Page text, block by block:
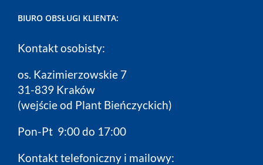
BIURO OBSŁUGI KLIENTA:
Kontakt osobisty:
os. Kazimierzowskie 7
31-839 Kraków
(wejście od Plant Bieńczyckich)
Pon-Pt 9:00 do 17:00
Kontakt telefoniczny i mailowy: